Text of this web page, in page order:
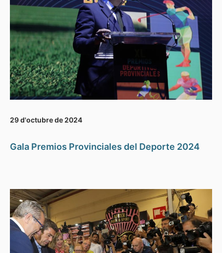
29 d'octubre de 2024
Gala Premios Provinciales del Deporte 2024